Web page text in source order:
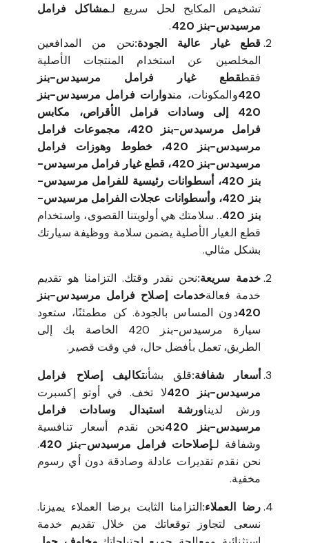
تشخيص المكابح لحل سريع لـمشاكل فرامل
مرسيدس-بنز 420
.
قطع غيار عالية الجودة:نحن من المدافعين
المخلصين عن استخدام المنتجات الأصلية
فقطقطع غيار فرامل مرسيدس-بنز
420والمكونات، مندوارات فرامل مرسيدس-بنز
420 إلى وسادات فرامل الأقراص، مكابس
فرامل مرسيدس-بنز 420، مجموعات فرامل
مرسيدس-بنز 420، خطوط وهوزات فرامل
مرسيدس-بنز 420، قطع غيار فرامل مرسيدس-
بنز 420، أسطوانات رئيسية للفرامل مرسيدس-
بنز 420، وأسطوانات عجلات الفرامل مرسيدس-
بنز 420.
. سلامتك هي أولويتنا القصوى، واستخدام
قطع الغيار الأصلية يضمن سلامة ووظيفة سيارتك
بشكل مثالي.
خدمة سريعة:نحن نقدر وقتك. التزامنا هو تقديم
خدمة فعالةخدمات إصلاح فرامل مرسيدس-بنز
420دون المساس بالجودة. كن مطمئنًا، ستعود
سيارة مرسيدس-بنز 420 الخاصة بك إلى
الطريق، تعمل بأفضل حال، في وقت قصير.
أسعار شفافة:قلق بشأنتكاليف إصلاح فرامل
مرسيدس-بنز 420
لا تخف. في أوتو إكسبرت
ورش لديناورشة استبدال وسادات فرامل
مرسيدس-بنز 420
نحن نقدم أسعار تنافسية
وشفافة لـإصلاحات فرامل مرسيدس-بنز 420
.
نحن نقدم تقديرات عادلة وصادقة دون أي رسوم
مخفية.
رضا العملاء:التزامنا الثابت برضا العملاء يميزنا.
نسعى لتجاوز توقعاتك من خلال تقديم خدمة